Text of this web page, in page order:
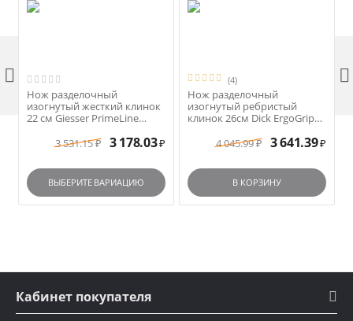
Нож разделочный
изогнутый жесткий клинок
22 см Giesser PrimeLine
3 531.15 ₽ 3 178.03 ₽
ВЫБЕРИТЕ ВАРИАЦИЮ
(4)
Нож разделочный
изогнутый ребристый
клинок 26см Dick ErgoGrip
4 045.99 ₽ 3 641.39 ₽
В КОРЗИНУ
 
Кабинет покупателя